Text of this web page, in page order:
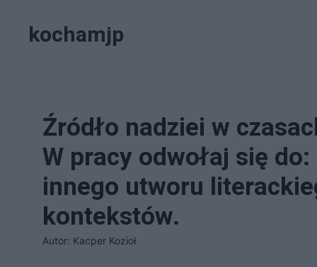
kochamjp
Źródło nadziei w
W pracy odwołaj się
innego utworu
kontekstów.
Autor: Kacper Kozioł